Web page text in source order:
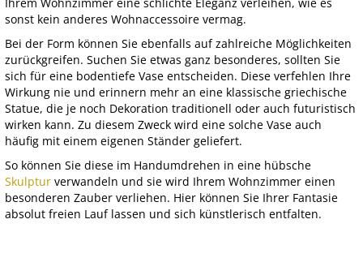
Ihrem Wohnzimmer eine schlichte Eleganz verleihen, wie es
sonst kein anderes Wohnaccessoire vermag.
Bei der Form können Sie ebenfalls auf zahlreiche Möglichkeiten
zurückgreifen. Suchen Sie etwas ganz besonderes, sollten Sie
sich für eine bodentiefe Vase entscheiden. Diese verfehlen Ihre
Wirkung nie und erinnern mehr an eine klassische griechische
Statue, die je noch Dekoration traditionell oder auch futuristisch
wirken kann. Zu diesem Zweck wird eine solche Vase auch
häufig mit einem eigenen Ständer geliefert.
So können Sie diese im Handumdrehen in eine hübsche
Skulptur verwandeln und sie wird Ihrem Wohnzimmer einen
besonderen Zauber verliehen. Hier können Sie Ihrer Fantasie
absolut freien Lauf lassen und sich künstlerisch entfalten.